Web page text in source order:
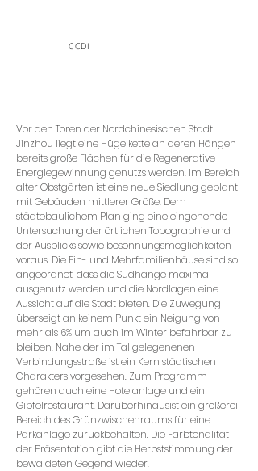
CCDI
Vor den Toren der Nordchinesischen Stadt
Jinzhou liegt eine Hügelkette an deren Hängen
bereits große Flächen für die Regenerative
Energiegewinnung genutzs werden. Im Bereich
alter Obstgärten ist eine neue Siedlung geplant
mit Gebäuden mittlerer Größe. Dem
städtebaulichem Plan ging eine eingehende
Untersuchung der örtlichen Topographie und
der Ausblicks sowie besonnungsmöglichkeiten
voraus. Die Ein- und Mehrfamilienhäuse sind so
angeordnet, dass die Südhänge maximal
ausgenutz werden und die Nordlagen eine
Aussicht auf die Stadt bieten. Die Zuwegung
überseigt an keinem Punkt ein Neigung von
mehr als 6% um auch im Winter befahrbar zu
bleiben. Nahe der im Tal gelegenenen
Verbindungsstraße ist ein Kern städtischen
Charakters vorgesehen. Zum Programm
gehören auch eine Hotelanlage und ein
Gipfelrestaurant. Darüberhinausist ein größerei
Bereich des Grünzwischenraums für eine
Parkanlage zurückbehalten. Die Farbtonalität
der Präsentation gibt die Herbststimmung der
bewaldeten Gegend wieder.